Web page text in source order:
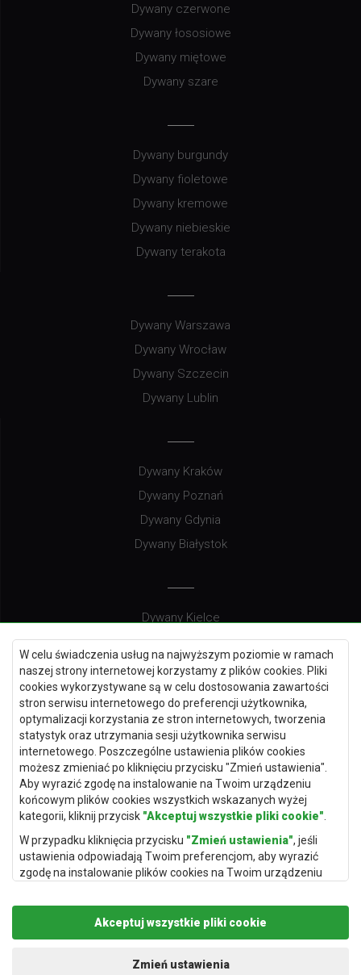
W celu świadczenia usług na najwyższym poziomie w ramach
naszej strony internetowej korzystamy z plików cookies. Pliki
cookies wykorzystywane są w celu dostosowania zawartości
stron serwisu internetowego do preferencji użytkownika,
optymalizacji korzystania ze stron internetowych, tworzenia
statystyk oraz utrzymania sesji użytkownika serwisu
internetowego. Poszczególne ustawienia plików cookies
możesz zmieniać po kliknięciu przycisku "Zmień ustawienia".
Aby wyrazić zgodę na instalowanie na Twoim urządzeniu
końcowym plików cookies wszystkich wskazanych wyżej
kategorii, kliknij przycisk "Akceptuj wszystkie pliki cookie"
W przypadku kliknięcia przycisku "Zmień ustawienia", jeśli
ustawienia odpowiadają Twoim preferencjom, aby wyrazić
zgodę na instalowanie plików cookies na Twoim urządzeniu
"Zapisz i zaakceptuj".
Podstawą przetwarzania danych osobowych, w zakresie w
administratora danych osobowych (Rugito Radosław Bartosik z
Akceptuj wszystkie pliki cookie
Zmień ustawienia
Dywany czerwone
Dywany łososiowe
Dywany miętowe
Dywany szare
Dywany burgundy
Dywany fioletowe
Dywany kremowe
Dywany niebieskie
Dywany terakota
Dywany Warszawa
Dywany Wrocław
Dywany Szczecin
Dywany Lublin
Dywany Kraków
Dywany Poznań
Dywany Gdynia
Dywany Białystok
Dywany Kielce
Dywany Gdańsk
Dywany Toruń
Dywany Bydgoszcz
Dywany Łódź
Dywany Katowice
Dywany Rzeszów
Dywany Częstochowa
Projekt i realizacja:dimax.pl